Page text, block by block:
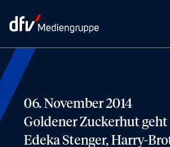
06. November 2014
Goldener Zuckerhut
Edeka Stenger, Harry-